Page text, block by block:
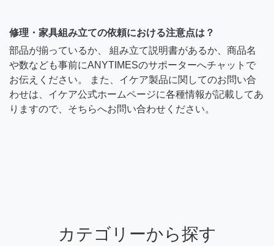
修理・家具組み立ての依頼における注意点は？
部品が揃っているか、 組み立て説明書があるか、商品名
や数なども事前にANYTIMESのサポーターへチャットで
お伝えください。 また、イケア製品に関してのお問い合
わせは、イケア公式ホームページに各種情報が記載してあ
りますので、そちらへお問い合わせください。
カテゴリーから探す